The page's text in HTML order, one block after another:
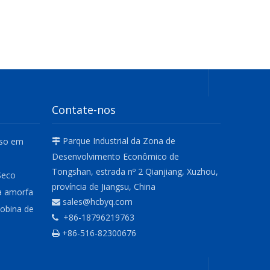
em
amorfa
de
Contate-nos
 Parque Industrial da Zona de
Desenvolvimento Econômico de
Tongshan, estrada nº 2 Qianjiang, Xuzhou,
província de Jiangsu, China
 sales@hcbyq.com
 +86-18796219763
 +86-516-82300676